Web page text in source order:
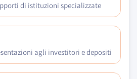
di istituzioni specializzate
agli investitori e depositi